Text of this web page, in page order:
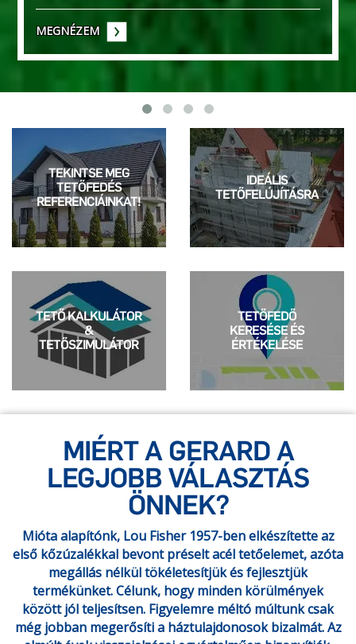
TEKINTSE MEG
TETŐFEDÉS
REFERENCIÁINKAT!
IDEÁLIS
TETŐFELÚJÍTÁSRA
TETŐ KALKULÁTOR
&
TETŐSZIMULÁTOR
TETŐFEDŐ
KERESÉSE ÉS
ÉRTÉKELÉSE
MIÉRT A GERARD A
LEGJOBB VÁLASZTÁS
ÖNNEK?
Mióta alapítónk, Lou Fisher 1957-ben elkészítette az
első kőzúzalékkal bevont préselt acél tetőelemet, azóta
megállás nélkül tökéletesítjük és fejlesztjük
termékünket. Célunk, hogy minden körülmények
között jól teljesítsen. Figyelemre méltó múltunk csak
még jobban megerősíti a háztulajdonosok bizalmát. Az